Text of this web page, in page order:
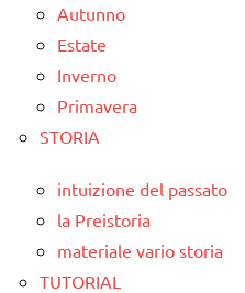
Autunno
Estate
Inverno
Primavera
STORIA
intuizione del passato
la Preistoria
materiale vario storia
TUTORIAL